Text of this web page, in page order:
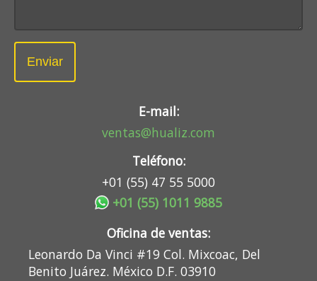
Enviar
E-mail:
ventas@hualiz.com
Teléfono:
+01 (55) 47 55 5000
+01 (55) 1011 9885
Oficina de ventas:
Leonardo Da Vinci #19 Col. Mixcoac, Del
Benito Juárez. México D.F. 03910